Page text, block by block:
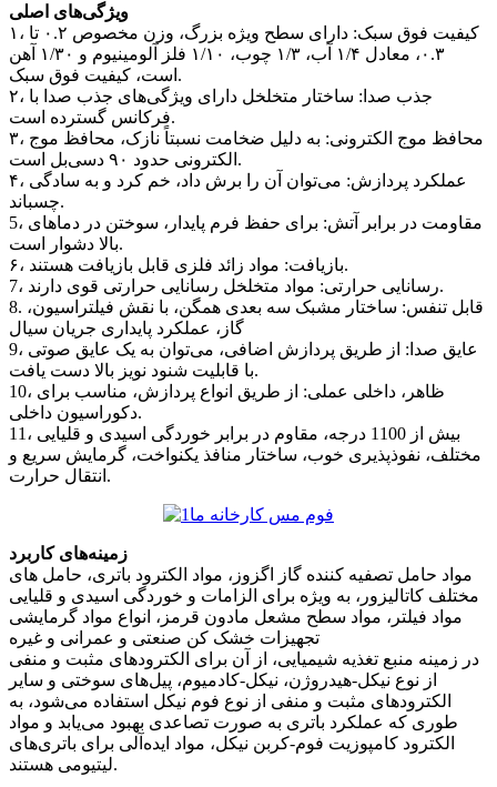
ویژگی‌های اصلی
۱، کیفیت فوق سبک: دارای سطح ویژه بزرگ، وزن مخصوص ۰.۲ تا
۰.۳، معادل ۱/۴ آب، ۱/۳ چوب، ۱/۱۰ فلز آلومینیوم و ۱/۳۰ آهن
است، کیفیت فوق سبک.
۲، جذب صدا: ساختار متخلخل دارای ویژگی‌های جذب صدا با
فرکانس گسترده است.
۳، محافظ موج الکترونی: به دلیل ضخامت نسبتاً نازک، محافظ موج
الکترونی حدود ۹۰ دسی‌بل است.
۴، عملکرد پردازش: می‌توان آن را برش داد، خم کرد و به سادگی
چسباند.
5، مقاومت در برابر آتش: برای حفظ فرم پایدار، سوختن در دماهای
بالا دشوار است.
۶، بازیافت: مواد زائد فلزی قابل بازیافت هستند.
7، رسانایی حرارتی: مواد متخلخل رسانایی حرارتی قوی دارند.
8. قابل تنفس: ساختار مشبک سه بعدی همگن، با نقش فیلتراسیون،
گاز، عملکرد پایداری جریان سیال
9، عایق صدا: از طریق پردازش اضافی، می‌توان به یک عایق صوتی
با قابلیت شنود نویز بالا دست یافت.
10، ظاهر، داخلی عملی: از طریق انواع پردازش، مناسب برای
دکوراسیون داخلی.
11، بیش از 1100 درجه، مقاوم در برابر خوردگی اسیدی و قلیایی
مختلف، نفوذپذیری خوب، ساختار منافذ یکنواخت، گرمایش سریع و
انتقال حرارت.
زمینه‌های کاربرد
مواد حامل تصفیه کننده گاز اگزوز، مواد الکترود باتری، حامل های
مختلف کاتالیزور، به ویژه برای الزامات و خوردگی اسیدی و قلیایی
مواد فیلتر، مواد سطح مشعل مادون قرمز، انواع مواد گرمایشی
تجهیزات خشک کن صنعتی و عمرانی و غیره
در زمینه منبع تغذیه شیمیایی، از آن برای الکترودهای مثبت و منفی
از نوع نیکل-هیدروژن، نیکل-کادمیوم، پیل‌های سوختی و سایر
الکترودهای مثبت و منفی از نوع فوم نیکل استفاده می‌شود، به
طوری که عملکرد باتری به صورت تصاعدی بهبود می‌یابد و مواد
الکترود کامپوزیت فوم-کربن نیکل، مواد ایده‌آلی برای باتری‌های
لیتیومی هستند.